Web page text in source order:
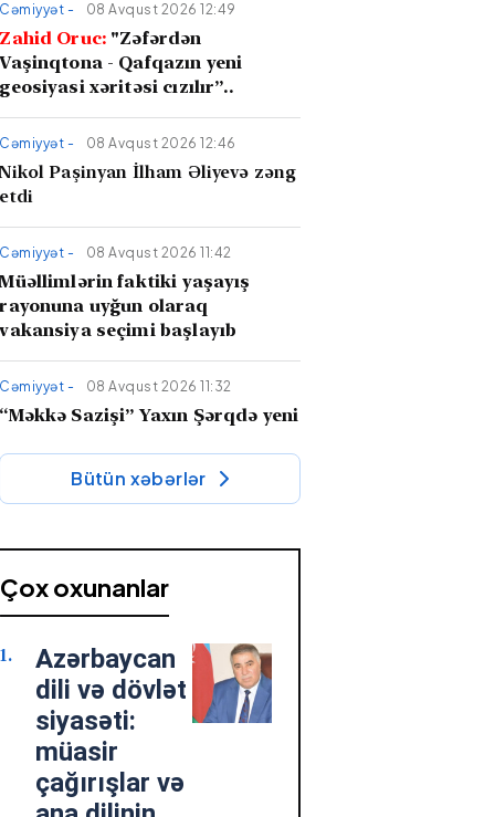
Cəmiyyət - 08 Avqust 2026 12:49
Zahid Oruc: "Zəfərdən
Vaşinqtona - Qafqazın yeni
geosiyasi xəritəsi cızılır”..
Cəmiyyət - 08 Avqust 2026 12:46
Nikol Paşinyan İlham Əliyevə zəng
etdi
Cəmiyyət - 08 Avqust 2026 11:42
Müəllimlərin faktiki yaşayış
rayonuna uyğun olaraq
vakansiya seçimi başlayıb
Cəmiyyət - 08 Avqust 2026 11:32
“Məkkə Sazişi” Yaxın Şərqdə yeni
narahatdır?
"Qaçaq Süleyman" romanı tarixi-
kimi
Cəmiyyət - 08 Avqust 2026 10:34
Fazil Mustafadan hadisə kimi
MÜSAHİBƏ: “Onlar səadəti
Mehdinin zühurunda axtarır”
Cəmiyyət - 07 Avqust 2026 18:45
Bütün xəbərlər
Çox oxunanlar
Azərbaycan
dili və dövlət
siyasəti:
müasir
çağırışlar və